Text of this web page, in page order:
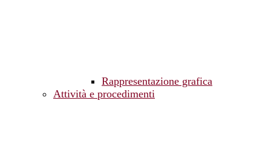
Rappresentazione grafica
Attività e procedimenti